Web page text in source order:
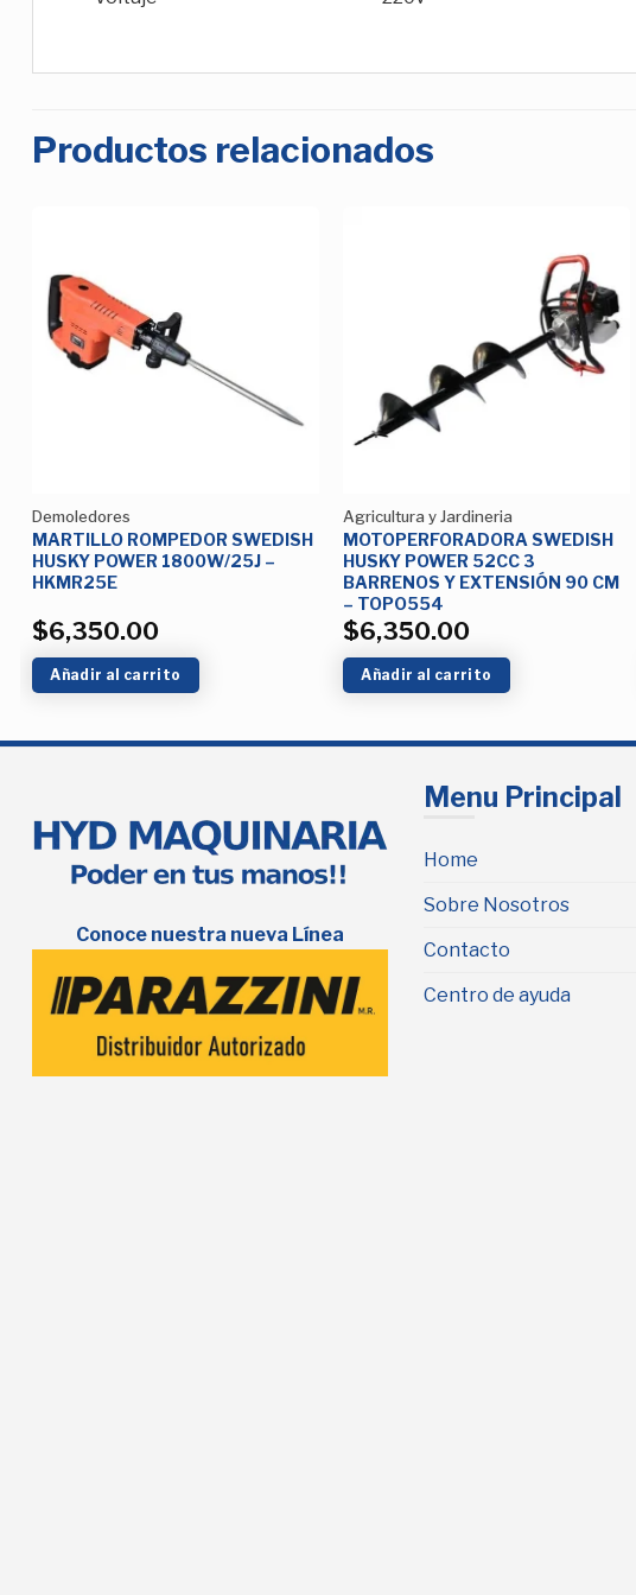
Productos relacionados
Demoledores
MARTILLO ROMPEDOR SWEDISH
HUSKY POWER 1800W/25J –
HKMR25E
$6,350.00
Añadir al carrito
Añadir
a la
Lista de
deseos
Agricultura y Jardineria
MOTOPERFORADORA SWEDISH
HUSKY POWER 52CC 3
BARRENOS Y EXTENSIÓN 90 CM
– TOPO554
$6,350.00
Añadir al carrito
Conoce nuestra nueva Línea
Menu Principal
Home
Sobre Nosotros
Contacto
Centro de ayuda